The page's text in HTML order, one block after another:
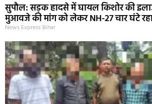
सुपौल: सड़क हादसे में घायल किशोर की
मुआवजे की मांग को लेकर NH-27 चार घंटे
News Express Bihar